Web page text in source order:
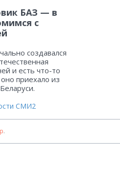
БАЗ — в
с
создавался
и есть что-то
приехало из
СМИ2
.